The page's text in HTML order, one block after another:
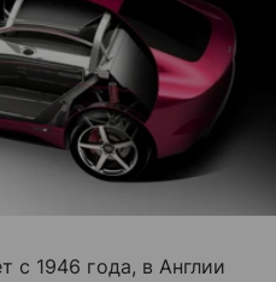
с 1946 года, в Англии